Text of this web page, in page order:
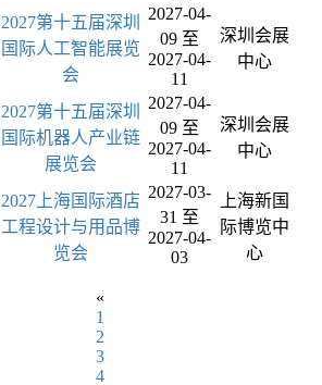
2027第十五届深圳
国际人工智能展览
会
2027-04-
09 至
2027-04-
11
深圳会展
中心
2027第十五届深圳
国际机器人产业链
展览会
2027-04-
09 至
2027-04-
11
深圳会展
中心
2027上海国际酒店
工程设计与用品博
览会
2027-03-
31 至
2027-04-
03
上海新国
际博览中
心
«
1
2
3
4